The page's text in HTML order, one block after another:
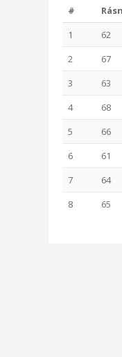
#
1
62
2
67
3
63
4
68
5
66
6
61
7
64
8
65